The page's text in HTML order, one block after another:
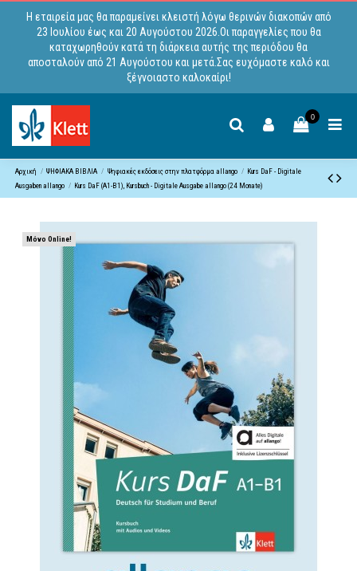
Η εταιρεία μας θα παραμείνει κλειστή λόγω θερινών διακοπών από
23 Ιουλίου έως και 20 Αυγούστου 2026.Οι παραγγελίες που θα
καταχωρηθούν κατά τη διάρκεια αυτής της περιόδου θα
αποσταλούν από 21 Αυγούστου και μετά.Σας ευχόμαστε καλό και
ξέγνοιαστο καλοκαίρι!
0
Αρχική ΨΗΦΙΑΚΑ ΒΙΒΛΙΑ Ψηφιακές εκδόσεις στην πλατφόρμα allango
Kurs DaF - Digitale
Ausgaben allango
Kurs DaF (A1-B1), Kursbuch - Digitale Ausgabe allango (24 Monate)
Μόνο Online!